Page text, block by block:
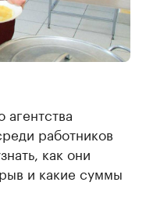
агентства
работников
как они
и какие суммы